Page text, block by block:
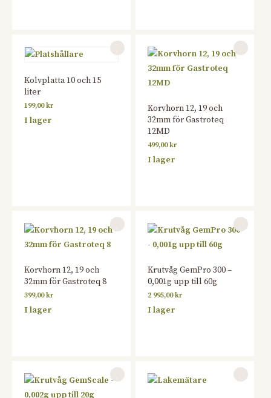
Kolvplatta 10 och 15
liter
199,00kr
I lager
Korvhorn 12, 19 och
32mm för Gastroteq
12MD
499,00kr
I lager
Korvhorn 12, 19 och
32mm för Gastroteq 8
399,00kr
I lager
Krutvåg GemPro 300 –
0,001g upp till 60g
2 995,00kr
I lager